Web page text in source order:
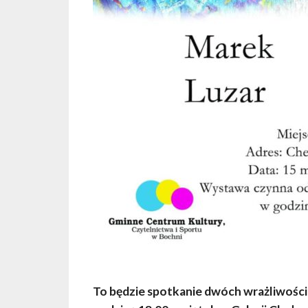
To będzie spotkanie dwóch